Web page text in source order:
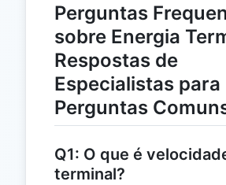
Perguntas
sobre Energia
Respostas de
Especialistas para
Perguntas
Q1: O que é
terminal?